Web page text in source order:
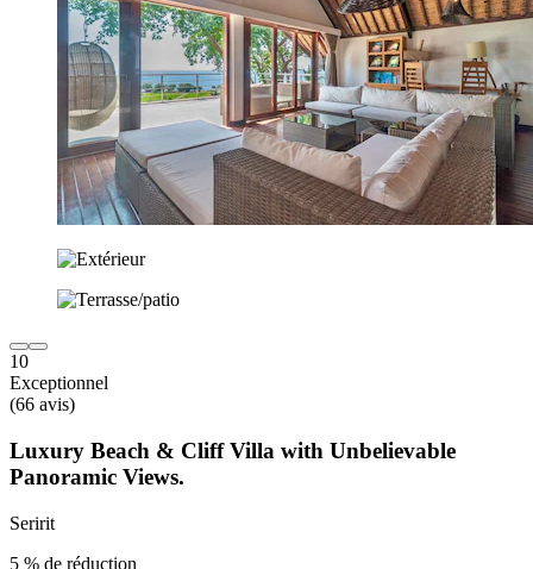
10
Exceptionnel
(66 avis)
Luxury Beach & Cliff Villa with Unbelievable
Panoramic Views.
Seririt
5 % de réduction